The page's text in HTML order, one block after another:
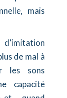
mais
de mal à
les sons
capacité